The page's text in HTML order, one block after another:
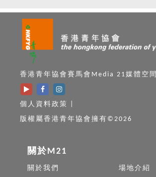
香港青年協會賽馬會Media 21媒體空間
個人資料政策
版權屬香港青年協會擁有©2026
關於M21
關於我們 場地介紹